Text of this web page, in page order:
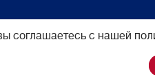
соглашаетесь с нашей